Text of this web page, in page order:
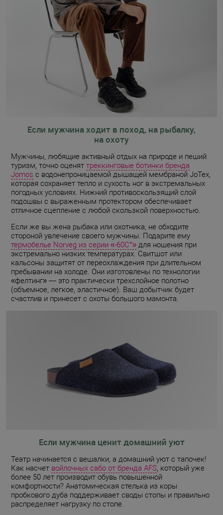
Если мужчина ходит в поход, на рыбалку,
на охоту
Мужчины, любящие активный отдых на природе и пеший
туризм, точно оценят треккинговые ботинки бренда
Jomos с водонепроницаемой дышащей мембраной JoTex,
которая сохраняет тепло и сухость ног в экстремальных
погодных условиях. Нижний противоскользящий слой
подошвы с выраженным протектором обеспечивает
отличное сцепление с любой скользкой поверхностью.
Если же вы жена рыбака или охотника, не обходите
стороной увлечение своего мужчины. Подарите ему
термобелье Norveg из серии «-60С°» для ношения при
экстремально низких температурах. Свитшот или
кальсоны защитят от переохлаждения при длительном
пребывании на холоде. Они изготовлены по технологии
«фелтинг» — это практически трехслойное полотно
(объемное, легкое, эластичное). Ваш добытчик будет
счастлив и принесет с охоты большого мамонта.
Если мужчина ценит домашний уют
Театр начинается с вешалки, а домашний уют с тапочек!
Как насчет войлочных сабо от бренда AFS, который уже
более 50 лет производит обувь повышенной
комфортности? Анатомическая стелька из коры
пробкового дуба поддерживает своды стопы и правильно
распределяет нагрузку по стопе.